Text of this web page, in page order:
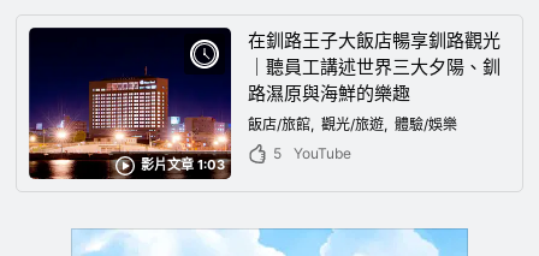
影片文章 1:03
在釧路王子大飯店暢享釧路觀光
｜聽員工講述世界三大夕陽、釧
路濕原與海鮮的樂趣
飯店/旅館 觀光/旅遊
體驗/娛樂
5
YouTube